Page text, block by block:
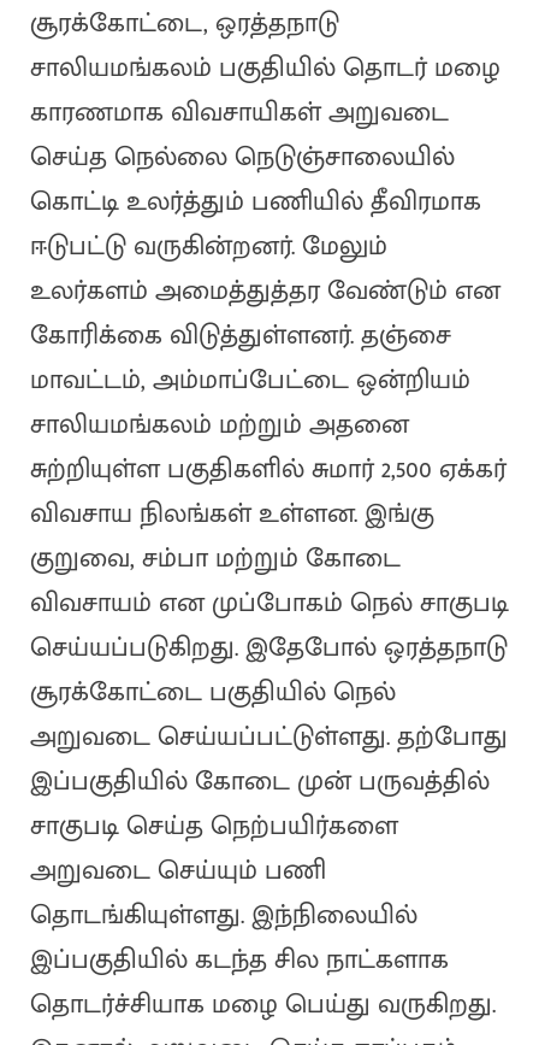
சூரக்கோட்டை, ஒரத்தநாடு
சாலியமங்கலம் பகுதியில் தொடர் மழை
காரணமாக விவசாயிகள் அறுவடை
செய்த நெல்லை நெடுஞ்சாலையில்
கொட்டி உலர்த்தும் பணியில் தீவிரமாக
ஈடுபட்டு வருகின்றனர். மேலும்
உலர்களம் அமைத்துத்தர வேண்டும் என
கோரிக்கை விடுத்துள்ளனர். தஞ்சை
மாவட்டம், அம்மாப்பேட்டை ஒன்றியம்
சாலியமங்கலம் மற்றும் அதனை
சுற்றியுள்ள பகுதிகளில் சுமார் 2,500 ஏக்கர்
விவசாய நிலங்கள் உள்ளன. இங்கு
குறுவை, சம்பா மற்றும் கோடை
விவசாயம் என முப்போகம் நெல் சாகுபடி
செய்யப்படுகிறது. இதேபோல் ஒரத்தநாடு
சூரக்கோட்டை பகுதியில் நெல்
அறுவடை செய்யப்பட்டுள்ளது. தற்போது
இப்பகுதியில் கோடை முன் பருவத்தில்
சாகுபடி செய்த நெற்பயிர்களை
அறுவடை செய்யும் பணி
தொடங்கியுள்ளது. இந்நிலையில்
இப்பகுதியில் கடந்த சில நாட்களாக
தொடர்ச்சியாக மழை பெய்து வருகிறது.